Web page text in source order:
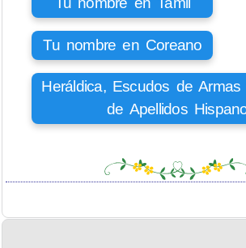
Tu nombre en Coreano
Heráldica, Escudos de
de Apellidos